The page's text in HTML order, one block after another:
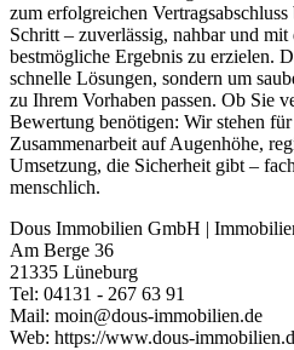
zum erfolgreichen
Schritt – zuverlässig, nahbar und
bestmögliche Ergebnis zu erzielen.
schnelle Lösungen, sondern um
zu Ihrem Vorhaben passen. Ob Sie
Bewertung benötigen: Wir stehen
Zusammenarbeit auf Augenhöhe,
Umsetzung, die Sicherheit gibt –
menschlich.
Dous Immobilien GmbH |
Am Berge 36
21335 Lüneburg
Tel: 04131 - 267 63 91
Mail: moin@dous-immobilien.de
Web: https://www.dous-